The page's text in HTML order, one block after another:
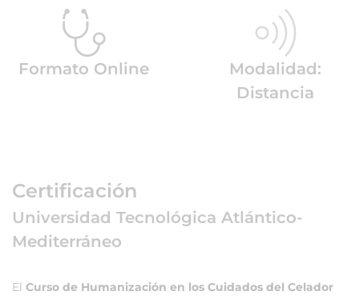
Formato Online
Modalidad:
Distancia
Certificación
Universidad Tecnológica Atlántico-
Mediterráneo
El Curso de Humanización en los Cuidados del Celador